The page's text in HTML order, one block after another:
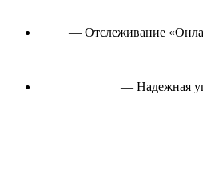
— Отслеживание
— Надежная